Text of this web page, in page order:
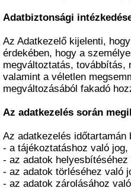
Adatbiztonsági
Az Adatkezelő kijelenti,
érdekében, hogy a
megváltoztatás, továbbítás,
valamint a véletlen
megváltozásából fakadó
Az adatkezelés során
Az adatkezelés időtartamán
- a tájékoztatáshoz való jog,
- az adatok helyesbítéséhez
- az adatok törléséhez való
- az adatok zárolásához